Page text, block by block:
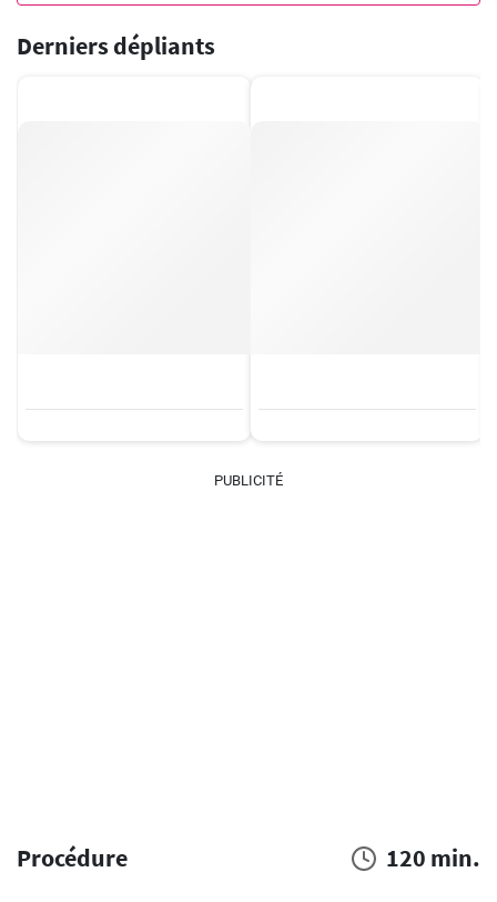
Derniers dépliants
PUBLICITÉ
Procédure 120 min.